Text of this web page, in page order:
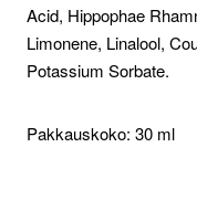
Acid, Hippophae
Limonene, Linalool,
Potassium Sorbate.
Pakkauskoko: 30 ml